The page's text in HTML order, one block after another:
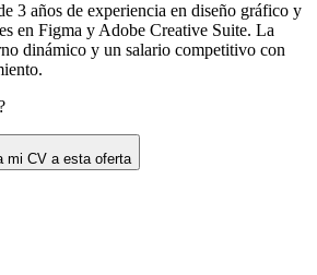
3 años de experiencia en diseño gráfico y
en Figma y Adobe Creative Suite. La
dinámico y un salario competitivo con
mi CV a esta oferta